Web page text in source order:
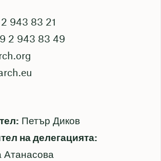
943 83 21
2 943 83 49
Петър Диков
на делегацията:
Атанасова